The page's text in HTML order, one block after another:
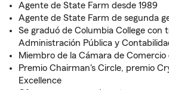
Agente de State Farm desde 1989
Agente de State Farm de segunda
Se graduó de Columbia College con
Administración Pública y
Miembro de la Cámara de Comercio
Premio Chairman's Circle, premio
Excellence